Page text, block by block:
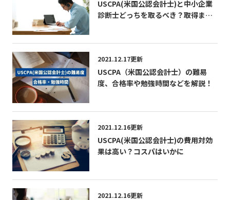
USCPA(米国公認会計士)と中小企業
診断士どっちを取るべき？取得まで
2021.12.17更新
USCPA（米国公認会計士）の難易
度、合格率や勉強時間などを解説！
2021.12.16更新
USCPA(米国公認会計士)の費用対効
果は高い？コスパはいかに
2021.12.16更新